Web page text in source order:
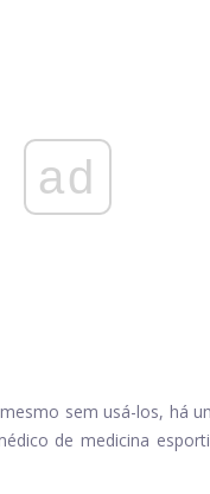
ad
sem usá-los, há
de medicina